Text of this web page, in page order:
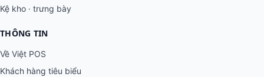
Kệ kho · trưng bày
THÔNG TIN
Về Việt POS
Khách hàng tiêu biểu